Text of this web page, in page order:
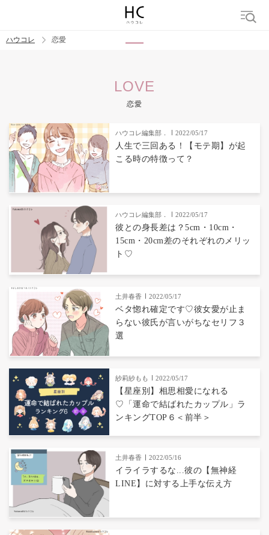
恋愛
ハウコレ 恋愛
LOVE
恋愛
ハウコレ編集部． 2022/05/17
人生で三回ある！【モテ期】が起
こる時の特徴って？
ハウコレ編集部． 2022/05/17
彼との身長差は？5cm・10cm・
15cm・20cm差のそれぞれのメリッ
ト♡
土井春香 2022/05/17
ベタ惚れ確定です♡彼女愛が止ま
らない彼氏が言いがちなセリフ３
選
紗莉紗もも 2022/05/17
【星座別】相思相愛になれる
♡「運命で結ばれたカップル」ラ
ンキングTOP６＜前半＞
土井春香 2022/05/16
イライラするな...彼の【無神経
LINE】に対する上手な伝え方